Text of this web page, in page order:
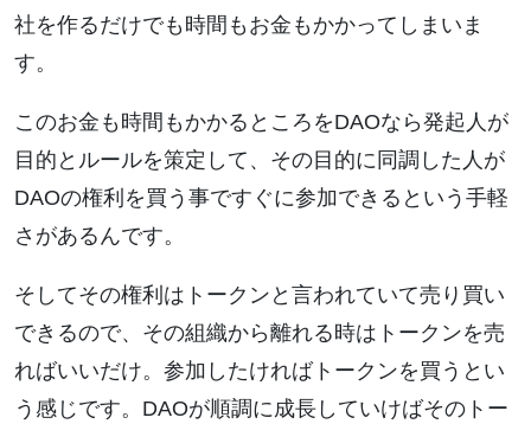
社を作るだけでも時間もお金もかかってしまいま
す。
このお金も時間もかかるところをDAOなら発起人が
目的とルールを策定して、その目的に同調した人が
DAOの権利を買う事ですぐに参加できるという手軽
さがあるんです。
そしてその権利はトークンと言われていて売り買い
できるので、その組織から離れる時はトークンを売
ればいいだけ。参加したければトークンを買うとい
う感じです。DAOが順調に成長していけばそのトー